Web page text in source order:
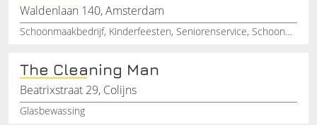
Waldenlaan 140, Amsterdam
Schoonmaakbedrijf, Kinderfeesten, Seniorenservice, Schoonmaak huizen, Personal shopping, Beauty en wellness, Secretariële dienstverlening, Verhuisservice
The Cleaning Man
Beatrixstraat 29, Colijns
Glasbewassing